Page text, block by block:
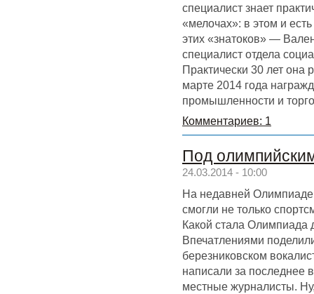
специалист знает
«мелочах»: в этом и
этих «знатоков» —
специалист отдела
Практически 30 лет она
марте 2014 года
промышленности и
Комментариев: 1
Под
24.03.2014 - 10:00
На недавней Олимпиаде
смогли не только
Какой стала Олимпиада
Впечатлениями
березниковском
написали за последнее
местные журналисты.